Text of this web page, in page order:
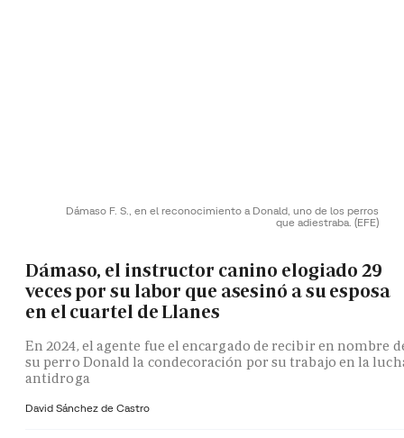
Dámaso F. S., en el reconocimiento a Donald, uno de los perros
que adiestraba. (EFE)
Dámaso, el instructor canino elogiado 29
veces por su labor que asesinó a su esposa
en el cuartel de Llanes
En 2024, el agente fue el encargado de recibir en nombre
su perro Donald la condecoración por su trabajo en la
antidroga
David Sánchez de Castro